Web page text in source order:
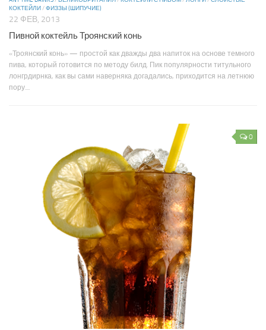
КОКТЕЙЛИ/ФИЗЗЫ (ШИПУЧИЕ)
22 ФЕВ, 2013
Пивной коктейль Троянский конь
«Троянский конь» — простой как дважды два напиток на основе темного
пива, который готовится по методу билд. Пик популярности титульного
лонгрдирнка, как вы сами наверняка догадались, приходится на летнюю
пору....
0